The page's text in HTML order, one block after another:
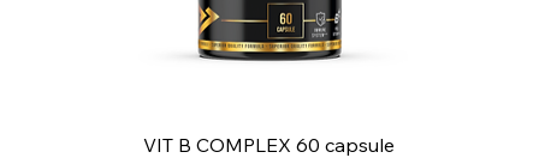
VIT B COMPLEX 60 capsule